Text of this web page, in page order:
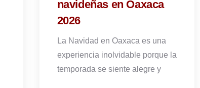
navideñas en Oaxaca
2026
La Navidad en Oaxaca es una
experiencia inolvidable porque la
temporada se siente alegre y